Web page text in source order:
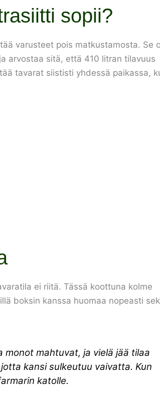
sopii?
varusteet pois matkustamosta. Se
arvostaa sitä, että 410 litran tilavuus
tavarat siististi yhdessä paikassa,
ei riitä. Tässä koottuna kolme
boksin kanssa huomaa nopeasti
monot mahtuvat, ja vielä jää tilaa
kansi sulkeutuu vaivatta. Kun
katolle.